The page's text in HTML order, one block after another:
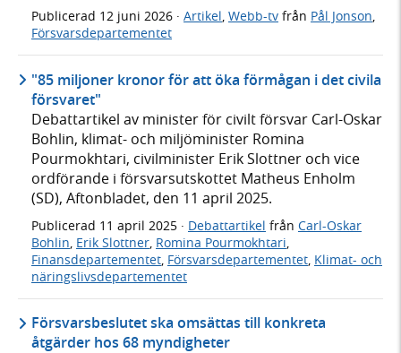
Publicerad 12 juni 2026 · Artikel, Webb-tv från Pål Jonson,
Försvarsdepartementet
"85 miljoner kronor för att öka förmågan i det civila
försvaret"
Debattartikel av minister för civilt försvar Carl-Oskar
Bohlin, klimat- och miljöminister Romina
Pourmokhtari, civilminister Erik Slottner och vice
ordförande i försvarsutskottet Matheus Enholm
(SD), Aftonbladet, den 11 april 2025.
Publicerad 11 april 2025 · Debattartikel från Carl-Oskar
Bohlin, Erik Slottner, Romina Pourmokhtari,
Finansdepartementet, Försvarsdepartementet, Klimat- och
näringslivsdepartementet
Försvarsbeslutet ska omsättas till konkreta
åtgärder hos 68 myndigheter